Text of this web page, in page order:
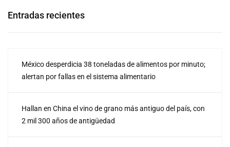
Entradas recientes
México desperdicia 38 toneladas de alimentos por minuto;
alertan por fallas en el sistema alimentario
Hallan en China el vino de grano más antiguo del país, con
2 mil 300 años de antigüedad